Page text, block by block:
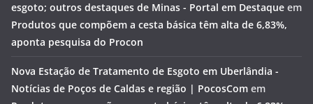
esgoto; outros destaques de Minas - Portal em Destaque em
Produtos que compõem a cesta básica têm alta de 6,83%,
aponta pesquisa do Procon
Nova Estação de Tratamento de Esgoto em Uberlândia -
Notícias de Poços de Caldas e região | PocosCom em